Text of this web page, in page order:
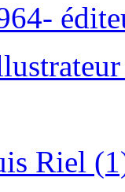
Riel